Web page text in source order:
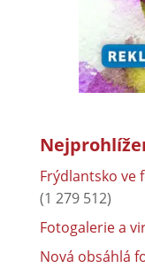
Frýdlantsko ve
(1 279 512)
Fotogalerie a
Nová obsáhlá